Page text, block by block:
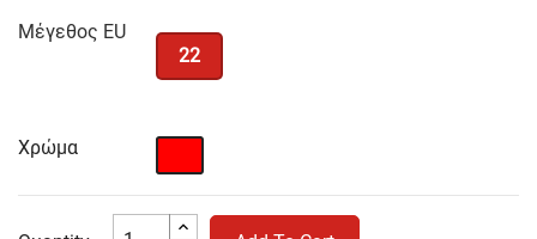
Μέγεθος EU
22
Χρώμα